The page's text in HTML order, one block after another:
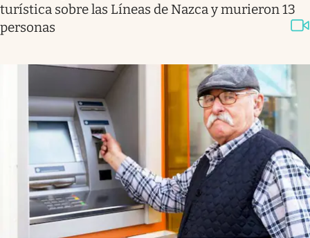
turística sobre las Líneas de Nazca y murieron 13
personas